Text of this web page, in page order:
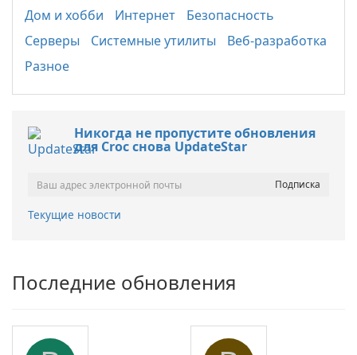
Дом и хобби
Интернет
Безопасность
Серверы
Системные утилиты
Веб-разработка
Разное
Никогда не пропустите обновления
для Croc снова UpdateStar
Текущие новости
Последние обновления